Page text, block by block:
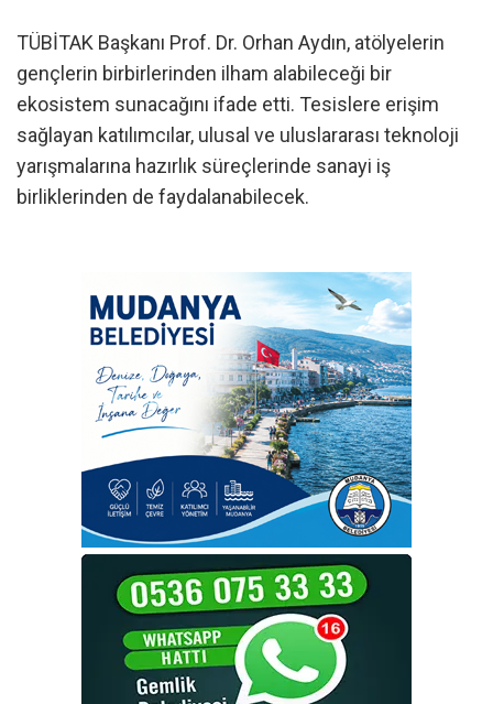
TÜBİTAK Başkanı Prof. Dr. Orhan Aydın, atölyelerin
gençlerin birbirlerinden ilham alabileceği bir
ekosistem sunacağını ifade etti. Tesislere erişim
sağlayan katılımcılar, ulusal ve uluslararası teknoloji
yarışmalarına hazırlık süreçlerinde sanayi iş
birliklerinden de faydalanabilecek.